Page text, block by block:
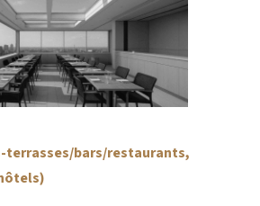
bars/restaurants,